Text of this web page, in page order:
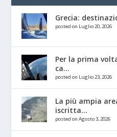
Grecia:
posted on Luglio 20, 2026
Per la prima
ca...
posted on Luglio 23, 2026
La più ampia
iscritta...
posted on Agosto 3, 2026